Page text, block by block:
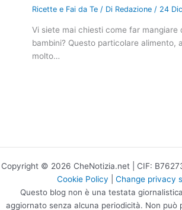
Ricette e Fai da Te / Di Redazione / 24
Vi siete mai chiesti come far mangiare
bambini? Questo particolare alimento,
molto…
Copyright © 2026 CheNotizia.net | CIF:
Cookie Policy
Change privacy
Questo blog non è una testata
aggiornato senza alcuna periodicità. Non può